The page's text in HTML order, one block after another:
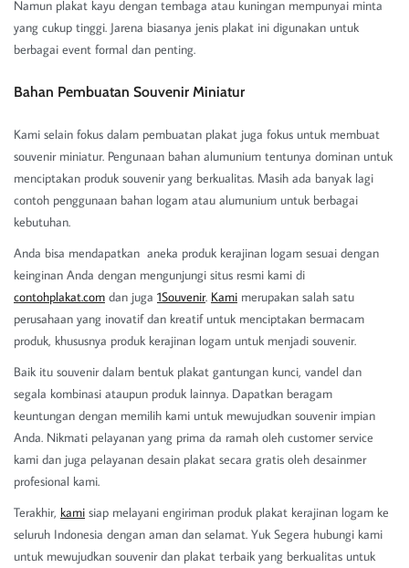
Namun plakat kayu dengan tembaga atau kuningan mempunyai minta
yang cukup tinggi. Jarena biasanya jenis plakat ini digunakan untuk
berbagai event formal dan penting.
Bahan Pembuatan Souvenir Miniatur
Kami selain fokus dalam pembuatan plakat juga fokus untuk membuat
souvenir miniatur. Pengunaan bahan alumunium tentunya dominan untuk
menciptakan produk souvenir yang berkualitas. Masih ada banyak lagi
contoh penggunaan bahan logam atau alumunium untuk berbagai
kebutuhan.
Anda bisa mendapatkan aneka produk kerajinan logam sesuai dengan
keinginan Anda dengan mengunjungi situs resmi kami di
contohplakat.com dan juga 1Souvenir. Kami merupakan salah satu
perusahaan yang inovatif dan kreatif untuk menciptakan bermacam
produk, khususnya produk kerajinan logam untuk menjadi souvenir.
Baik itu souvenir dalam bentuk plakat gantungan kunci, vandel dan
segala kombinasi ataupun produk lainnya. Dapatkan beragam
keuntungan dengan memilih kami untuk mewujudkan souvenir impian
Anda. Nikmati pelayanan yang prima da ramah oleh customer service
kami dan juga pelayanan desain plakat secara gratis oleh desainmer
profesional kami.
Terakhir, kami siap melayani engiriman produk plakat kerajinan logam ke
seluruh Indonesia dengan aman dan selamat. Yuk Segera hubungi kami
untuk mewujudkan souvenir dan plakat terbaik yang berkualitas untuk